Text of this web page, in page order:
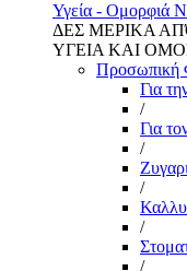
Υγεία - Ομορφιά
ΔΕΣ ΜΕΡΙΚΑ
ΥΓΕΙΑ ΚΑΙ
Προσωπική
Για
/
Για
/
/
/
/